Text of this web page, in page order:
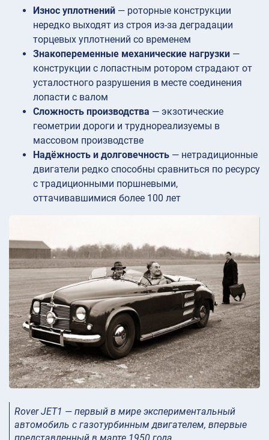
Износ уплотнений — роторные конструкции
нередко выходят из строя из-за деградации
торцевых уплотнений со временем
Знакопеременные механические нагрузки —
конструкции с лопастным ротором страдают от
усталостного разрушения в месте соединения
лопасти с валом
Сложность производства — экзотические
геометрии дороги и труднореализуемы в
массовом производстве
Надёжность и долговечность — нетрадиционные
двигатели редко способны сравниться по ресурсу
с традиционными поршневыми,
оттачивавшимися более 100 лет
Rover JET1 — первый в мире экспериментальный
автомобиль с газотурбинным двигателем, впервые